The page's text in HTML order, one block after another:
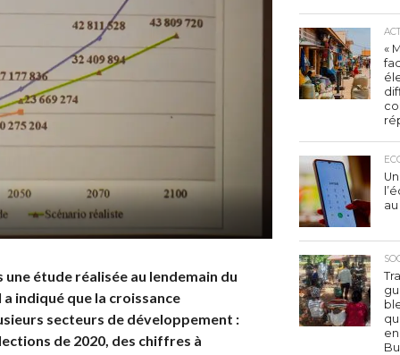
étude réalisée au lendemain du
a indiqué que la croissance
secteurs de développement :
de 2020, des chiffres à
«